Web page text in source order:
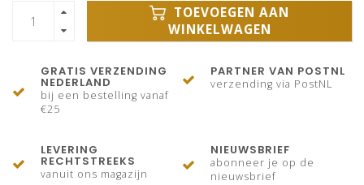
TOEVOEGEN AAN
WINKELWAGEN
GRATIS VERZENDING
NEDERLAND
bij een bestelling vanaf
€25
PARTNER VAN POSTNL
verzending via PostNL
LEVERING
RECHTSTREEKS
vanuit ons magazijn
NIEUWSBRIEF
abonneer je op de
nieuwsbrief